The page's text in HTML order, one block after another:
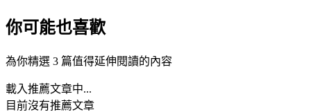
你可能也喜歡
為你精選 3 篇值得延伸閱讀的內容
載入推薦文章中...
目前沒有推薦文章